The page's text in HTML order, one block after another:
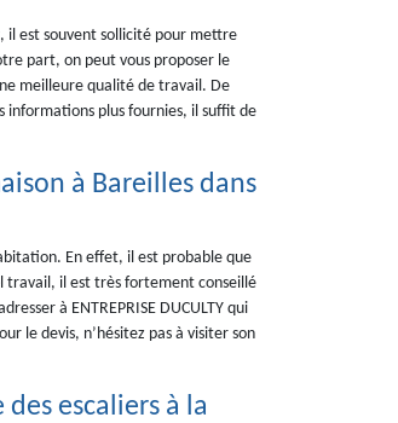
il est souvent sollicité pour mettre
part, on peut vous proposer le
meilleure qualité de travail. De
informations plus fournies, il suffit de
à Bareilles dans
En effet, il est probable que
travail, il est très fortement conseillé
à ENTREPRISE DUCULTY qui
le devis, n’hésitez pas à visiter son
escaliers à la